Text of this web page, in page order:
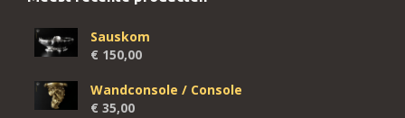
Sauskom
€ 150,00
Wandconsole / Console
€ 35,00